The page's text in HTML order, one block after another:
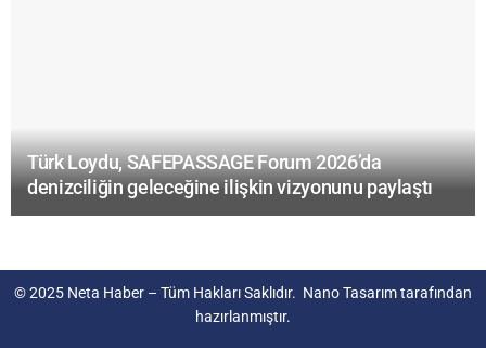
Türk Loydu, SAFEPASSAGE Forum 2026’da
denizciliğin geleceğine ilişkin vizyonunu paylaştı
© 2025 Neta Haber – Tüm Hakları Saklıdır. Nano Tasarımtarafından
hazırlanmıştır.